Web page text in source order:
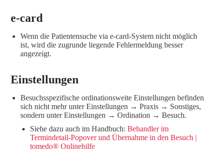
e-card
Wenn die Patientensuche via e-card-System nicht möglich
ist, wird die zugrunde liegende Fehlermeldung besser
angezeigt.
Einstellungen
Besuchsspezifische ordinationsweite Einstellungen befinden
sich nicht mehr unter Einstellungen → Praxis → Sonstiges,
sondern unter Einstellungen → Ordination → Besuch.
Siehe dazu auch im Handbuch: Behandler im
Termindetail-Popover und Übernahme in den Besuch |
tomedo® Onlinehilfe